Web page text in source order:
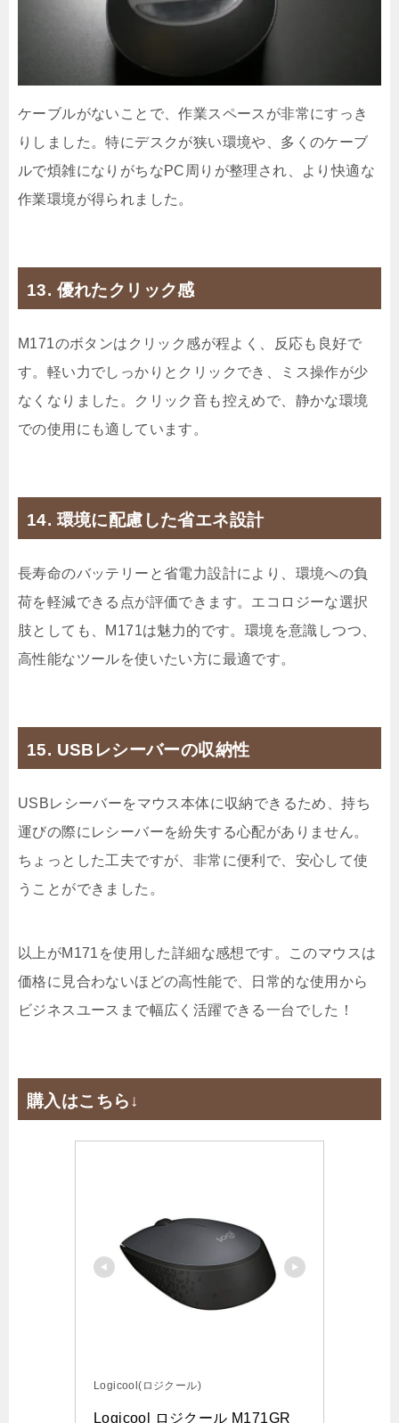
ケーブルがないことで、作業スペースが非常にすっき
りしました。特にデスクが狭い環境や、多くのケーブ
ルで煩雑になりがちなPC周りが整理され、より快適な
作業環境が得られました。
13. 優れたクリック感
M171のボタンはクリック感が程よく、反応も良好で
す。軽い力でしっかりとクリックでき、ミス操作が少
なくなりました。クリック音も控えめで、静かな環境
での使用にも適しています。
14. 環境に配慮した省エネ設計
長寿命のバッテリーと省電力設計により、環境への負
荷を軽減できる点が評価できます。エコロジーな選択
肢としても、M171は魅力的です。環境を意識しつつ、
高性能なツールを使いたい方に最適です。
15. USBレシーバーの収納性
USBレシーバーをマウス本体に収納できるため、持ち
運びの際にレシーバーを紛失する心配がありません。
ちょっとした工夫ですが、非常に便利で、安心して使
うことができました。
以上がM171を使用した詳細な感想です。このマウスは
価格に見合わないほどの高性能で、日常的な使用から
ビジネスユースまで幅広く活躍できる一台でした！
購入はこちら↓
Logicool(ロジクール)
Logicool ロジクール M171GR